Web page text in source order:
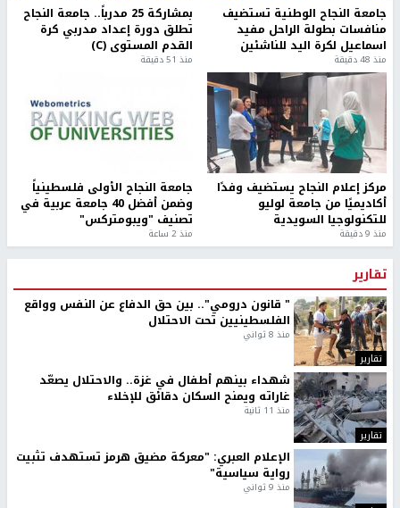
جامعة النجاح الوطنية تستضيف
منافسات بطولة الراحل مفيد
اسماعيل لكرة اليد للناشئين
منذ 48 دقيقة
بمشاركة 25 مدرباً.. جامعة النجاح
تطلق دورة إعداد مدربي كرة
القدم المستوى (C)
منذ 51 دقيقة
مركز إعلام النجاح يستضيف وفدًا
أكاديميًا من جامعة لوليو
للتكنولوجيا السويدية
منذ 9 دقيقة
جامعة النجاح الأولى فلسطينياً
وضمن أفضل 40 جامعة عربية في
تصنيف "ويبومتركس"
منذ 2 ساعة
تقارير
تقارير
" قانون درومي".. بين حق الدفاع عن النفس وواقع
الفلسطينيين تحت الاحتلال
منذ 8 ثواني
تقارير
شهداء بينهم أطفال في غزة.. والاحتلال يصعّد
غاراته ويمنح السكان دقائق للإخلاء
منذ 11 ثانية
الإعلام العبري: "معركة مضيق هرمز تستهدف تثبيت
رواية سياسية"
منذ 9 ثواني